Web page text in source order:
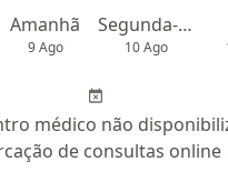
Amanhã
9 Ago
Segunda-feira
10 Ago
médico não
de consultas online